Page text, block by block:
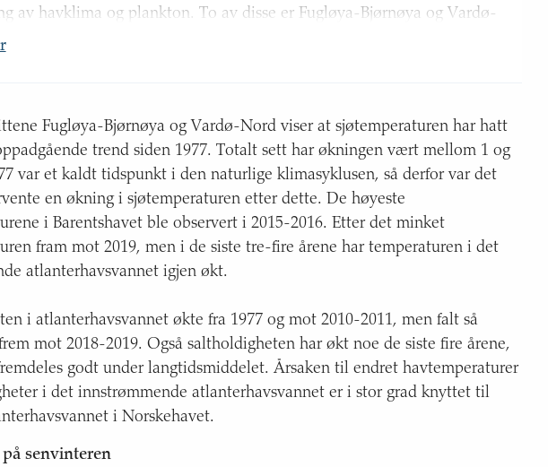
av havklima og plankton. To av disse er Fugløya-Bjørnøya og Vardø-
Nord strekker seg fra Vardø i Finnmark og nordover i det åpne
fanger opp atlanterhavsvannet som går inn i Barentshavet fra sørvest.
Fugløya-Bjørnøya og Vardø-Nord viser at sjøtemperaturen har hatt
trend siden 1977. Totalt sett har økningen vært mellom 1 og
var et kaldt tidspunkt i den naturlige klimasyklusen, så derfor var det
en økning i sjøtemperaturen etter dette. De høyeste
i Barentshavet ble observert i 2015-2016. Etter det minket
fram mot 2019, men i de siste tre-fire årene har temperaturen i det
atlanterhavsvannet igjen økt.
i atlanterhavsvannet økte fra 1977 og mot 2010-2011, men falt så
mot 2018-2019. Også saltholdigheten har økt noe de siste fire årene,
godt under langtidsmiddelet. Årsaken til endret havtemperaturer
i det innstrømmende atlanterhavsvannet er i stor grad knyttet til
i Norskehavet.
senvinteren